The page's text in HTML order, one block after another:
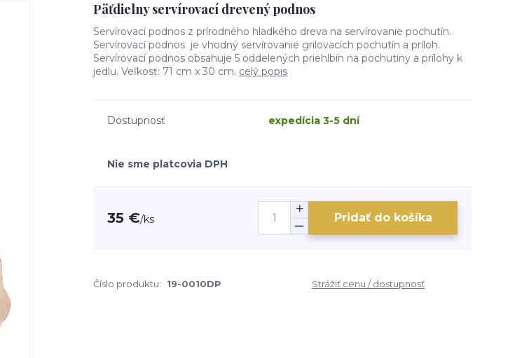
Päťdielny servírovací drevený podnos
Servírovací podnos z prírodného hladkého dreva na servírovanie pochutín.
Servírovací podnos je vhodný servírovanie grilovacích pochutín a príloh.
Servírovací podnos obsahuje 5 oddelených priehlbín na pochutiny a prílohy k
jedlu. Veľkosť: 71 cm x 30 cm. celý popis
Dostupnosť expedícia 3-5 dní
Nie sme platcovia DPH
35 €/ks Pridať do košíka
Číslo produktu: 19-0010DP Strážiť cenu / dostupnosť